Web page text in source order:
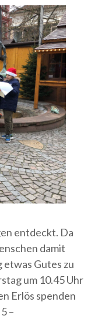
entdeckt. Da
damit
etwas Gutes zu
um 10.45 Uhr
Erlös spenden
–